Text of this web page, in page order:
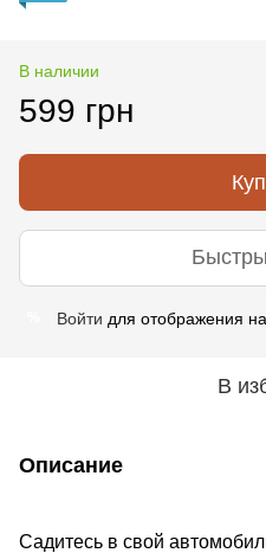
В наличии
599 грн
Войти для отображения
В
Описание
Садитесь в свой